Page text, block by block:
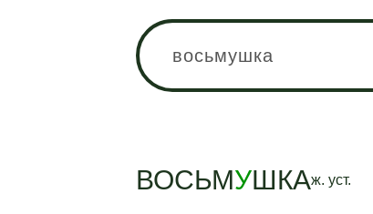
ВОСЬМУШКАж. уст.